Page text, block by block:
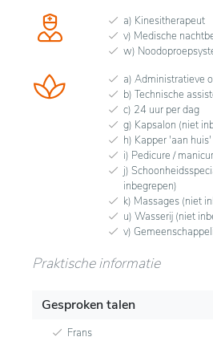
a) Kinesitherapeut
v) Medische
w)
a) Administratieve
b) Technische
c) 24 uur per dag
g) Kapsalon (niet
h) Kapper 'aan
i) Pedicure /
j)
inbegrepen)
k) Massages (niet
u) Wasserij (niet
v)
Praktische informatie
Gesproken talen
Frans